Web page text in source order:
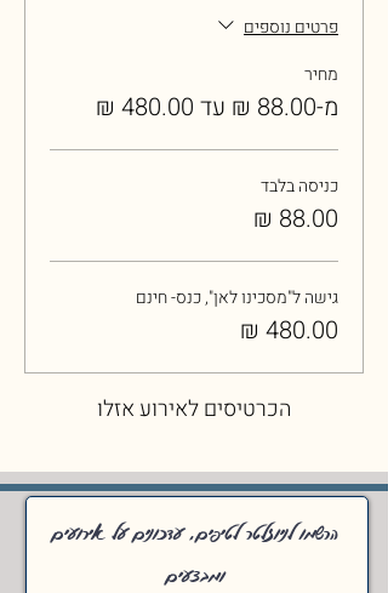
פרטים נוספים
מחיר
מ-‏88.00 ‏₪ עד ‏480.00 ‏₪
כניסה בלבד
גישה ל"מסכינו לאן", כנס- חינם
הכרטיסים לאירוע אזלו
הרשמו לניוזלטר לטיפים, עדכונים על אירועים
ומבצעים